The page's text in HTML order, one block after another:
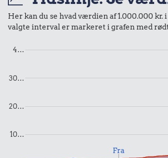
200 g chokolade
Banan
0,03 kr.
Tyggegummi
Her kan du se hvad værdien af 1.000.000 kr.
valgte interval er markeret i grafen med
10…
20…
30…
4…
Fra